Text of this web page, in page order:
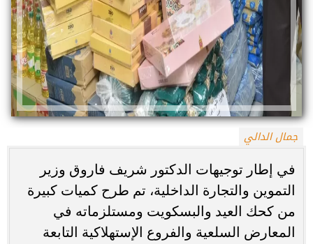
جمال الدالي
في إطار توجيهات الدكتور شريف فاروق وزير
التموين والتجارة الداخلية، تم طرح كميات كبيرة
من كحك العيد والبسكويت ومستلزماته في
المعارض السلعية والفروع الإستهلاكية التابعة